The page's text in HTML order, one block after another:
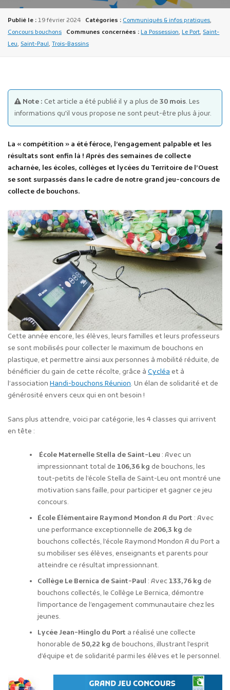
Publicité des actes
Marchés publics
Projets financés par l'Europe
Plans d'accès
Publié le : 19 février 2024 Catégories : Communiqués & infos pratiques,
Concours bouchons
Communes concernées : La Possession,Le Port, Saint-
Leu, Saint-Paul, Trois-Bassins
Note : Cet article a été publié il y a plus de 30 mois. Les
informations qu'il vous propose ne sont peut-être plus à jour.
La « compétition » a été féroce, l’engagement palpable et les
résultats sont enfin là ! Après des semaines de collecte
acharnée, les écoles, collèges et lycées du Territoire de l’Ouest
se sont surpassés dans le cadre de notre grand jeu-concours de
collecte de bouchons.
Cette année encore, les élèves, leurs familles et leurs professeurs
se sont mobilisés pour collecter le maximum de bouchons en
plastique, et permettre ainsi aux personnes à mobilité réduite, de
bénéficier du gain de cette récolte, grâce à Cycléa et à
l’association Handi-bouchons Réunion. Un élan de solidarité et de
générosité envers ceux qui en ont besoin !
Sans plus attendre, voici par catégorie, les 4 classes qui arrivent
en tête :
École Maternelle Stella de Saint-Leu : Avec un
impressionnant total de106,36 kg de bouchons, les
tout-petits de l’école Stella de Saint-Leu ont montré une
motivation sans faille, pour participer et gagner ce jeu
concours.
École Élémentaire Raymond Mondon A du Port : Avec
une performance exceptionnelle de 206,3 kg de
bouchons collectés, l’école Raymond Mondon A du Port a
su mobiliser ses élèves, enseignants et parents pour
atteindre ce résultat impressionnant.
Collège Le Bernica de Saint-Paul : Avec133,76 kg de
bouchons collectés, le Collège Le Bernica, démontre
l’importance de l’engagement communautaire chez les
jeunes.
Lycée Jean-Hinglo du Port a réalisé une collecte
honorable de50,22 kg de bouchons, illustrant l’esprit
d’équipe et de solidarité parmi les élèves et le personnel.